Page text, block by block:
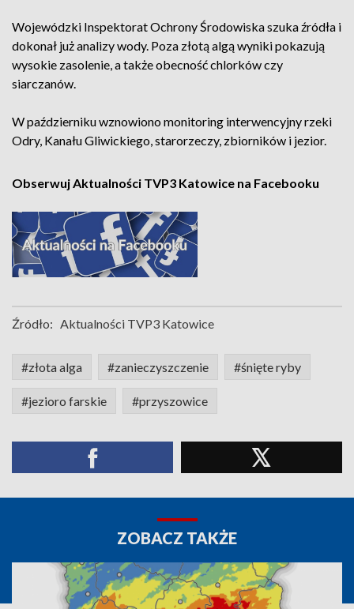
Wojewódzki Inspektorat Ochrony Środowiska szuka źródła i
dokonał już analizy wody. Poza złotą algą wyniki pokazują
wysokie zasolenie, a także obecność chlorków czy
siarczanów.
W październiku wznowiono monitoring interwencyjny rzeki
Odry, Kanału Gliwickiego, starorzeczy, zbiorników i jezior.
Obserwuj Aktualności TVP3 Katowice na Facebooku
Źródło: Aktualności TVP3 Katowice
#złota alga #zanieczyszczenie #śnięte ryby
#jezioro farskie #przyszowice
ZOBACZ TAKŻE